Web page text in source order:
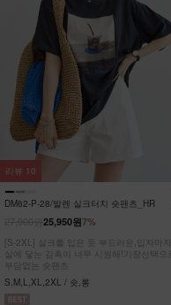
DM62-P-28/발렌 실크터치 숏팬츠_HR
7%
25,950원
[S-2XL] 실크를 입은 듯 부드러운,입자마자
살에 닿는 감촉이 너무 시원해!기장선택으로
부담없는 숏팬츠
S,M,L,XL,2XL / 숏,롱
리뷰 10